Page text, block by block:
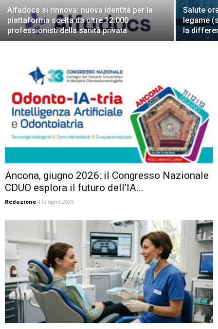
Alfadocs si rinnova: nuova identità per la
piattaforma scelta da oltre 12.000
professionisti della sanità privata
Salute
legame
la
Ancona, giugno 2026: il Congresso Nazionale
CDUO esplora il futuro dell’IA...
Redazione 4 Giugno 2026